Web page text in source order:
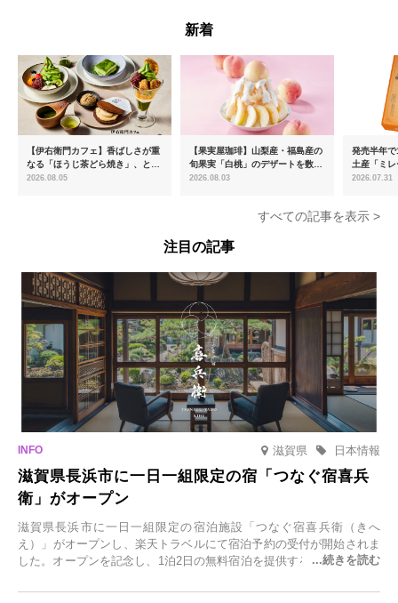
新着
【伊右衛門カフェ】香ばしさが重
なる「ほうじ茶どら焼き」、とろ
ける「宇治抹茶ティラミス」が新
2026.08.05
【果実屋珈琲】山梨産・福島産の
旬果実「白桃」のデザートを数量
限定販売
2026.08.03
発売半年
土産「ミ
新フレー
2026.07.31
すべての記事を表示 >
注目の記事
滋賀県 日本情報
滋賀県長浜市に一日一組限定の宿「つなぐ宿喜兵
衛」がオープン
滋賀県長浜市に一日一組限定の宿泊施設「つなぐ宿喜兵衛（きへ
え）」がオープンし、楽天トラベルにて宿泊予約の受付が開始されま
した。オープンを記念し、1泊2日の無料宿泊を提供するキャンペーン
一組限定の宿だからこそ叶う、大切な人との特別な時間を体験いただ